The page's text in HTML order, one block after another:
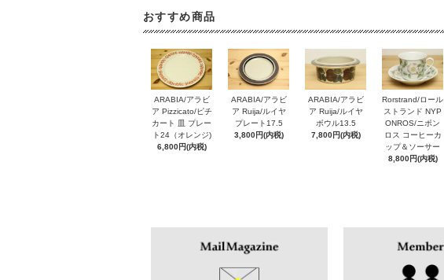
おすすめ商品
ARABIA/アラビ
ア Pizzicato/ピチ
カート 皿 プレー
ト24（オレンジ)
6,800円(内税)
ARABIA/アラビ
ア Ruija/ルイヤ
プレート17.5
3,800円(内税)
ARABIA/アラビ
ア Ruija/ルイヤ
ボウル13.5
7,800円(内税)
Rorstrand/ロール
ストランド NYP
ONROS/ニポン
ロス コーヒーカ
ップ＆ソーサー
8,800円(内税)